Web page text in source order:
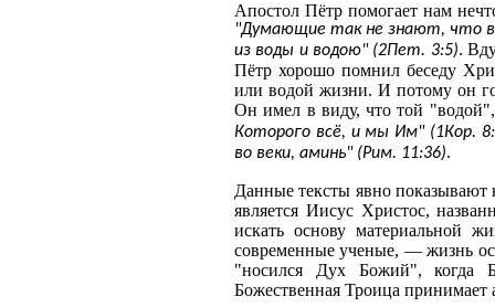
Апостол Пётр помогает нам
"Думающие так не знают, что
из воды и водою" (2Пет. 3:5).
Пётр хорошо помнил беседу
или водой жизни. И потому он
Он имел в виду, что той
Которого всё, и мы Им" (1Кор.
во веки, аминь" (Рим. 11:36).
Данные тексты явно показывают
является Иисус Христос,
искать основу материальной
современные ученые, — жизнь
"носился Дух Божий", когда
Божественная Троица принимает